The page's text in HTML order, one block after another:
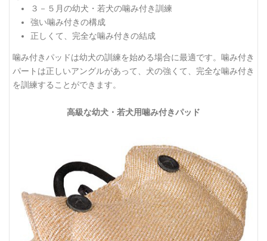
３－５月の幼犬・若犬の噛み付き訓練
強い噛み付きの構成
正しくて、完全な噛み付きの結成
噛み付きパッドは幼犬の訓練を始める場合に最適です。噛み付き
パートは正しいアングルがあって、犬の強くて、完全な噛み付き
を訓練することができます。
高級な幼犬・若犬用噛み付きパッド